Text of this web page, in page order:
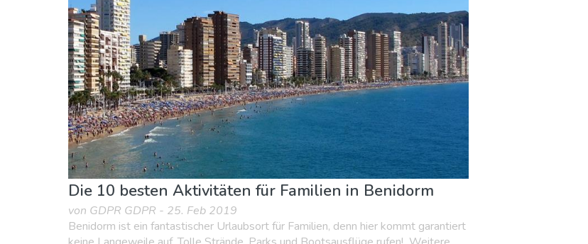
Die 10 besten Aktivitäten für Familien in Benidorm
von GDPR GDPR - 25. Feb 2019
Benidorm ist ein fantastischer Urlaubsort für Familien, denn hier kommt garantiert